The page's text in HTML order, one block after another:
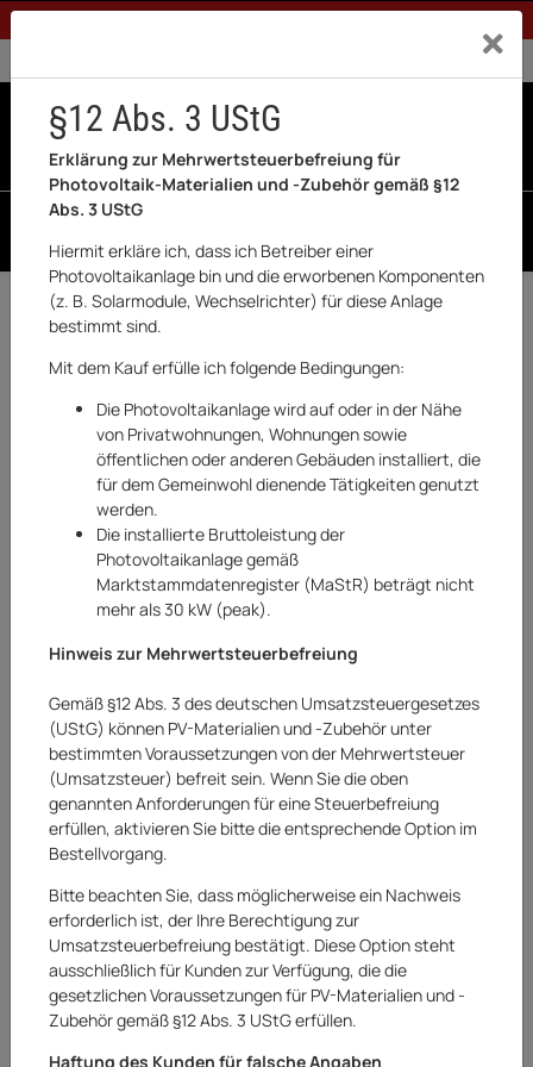
1% Rabatt bei Banküberweisung (Privatkunden)Exklusiv
Zurück Werkzeuge
Gardena
Gardena Rasentrimmer Grastrimmer
Trimmer ComfortCut Li-18/23 solo
§12 Abs. 3 UStG
Erklärung zur Mehrwertsteuerbefreiung für
Photovoltaik-Materialien und -Zubehör gemäß §12
Abs. 3 UStG
Hiermit erkläre ich, dass ich Betreiber einer
Photovoltaikanlage bin und die erworbenen Komponenten
(z. B. Solarmodule, Wechselrichter) für diese Anlage
bestimmt sind.
Mit dem Kauf erfülle ich folgende Bedingungen:
Die Photovoltaikanlage wird auf oder in der Nähe
von Privatwohnungen, Wohnungen sowie
öffentlichen oder anderen Gebäuden installiert, die
für dem Gemeinwohl dienende Tätigkeiten genutzt
werden.
Die installierte Bruttoleistung der
Photovoltaikanlage gemäß
Marktstammdatenregister (MaStR) beträgt nicht
mehr als 30 kW (peak).
Hinweis zur Mehrwertsteuerbefreiung
Gemäß §12 Abs. 3 des deutschen Umsatzsteuergesetzes
(UStG) können PV-Materialien und -Zubehör unter
bestimmten Voraussetzungen von der Mehrwertsteuer
(Umsatzsteuer) befreit sein. Wenn Sie die oben
genannten Anforderungen für eine Steuerbefreiung
erfüllen, aktivieren Sie bitte die entsprechende Option im
Bestellvorgang.
Bitte beachten Sie, dass möglicherweise ein Nachweis
erforderlich ist, der Ihre Berechtigung zur
Umsatzsteuerbefreiung bestätigt. Diese Option steht
ausschließlich für Kunden zur Verfügung, die die
gesetzlichen Voraussetzungen für PV-Materialien und -
Zubehör gemäß §12 Abs. 3 UStG erfüllen.
Haftung des Kunden für falsche Angaben